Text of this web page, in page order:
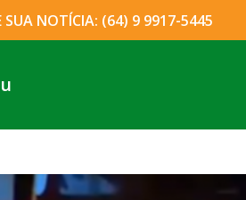
SUA NOTÍCIA: (64) 9 9917-5445